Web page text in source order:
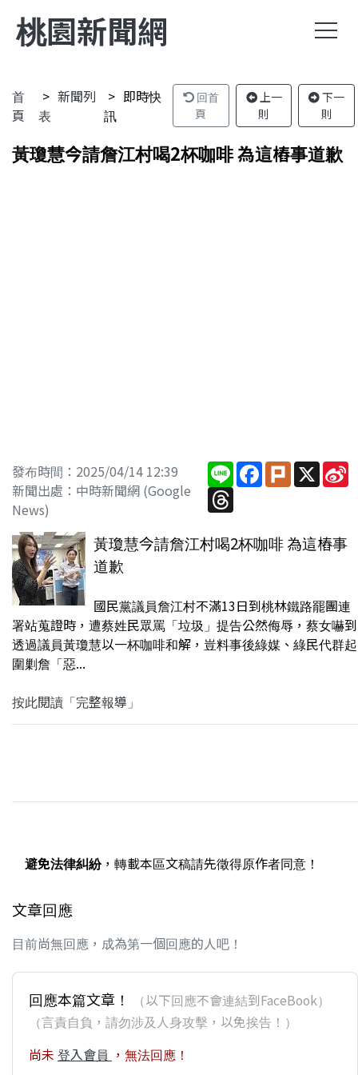
桃園新聞網
首
頁
新聞列
表
即時快
訊
回首
頁
上一
則
下一
則
黃瓊慧今請詹江村喝2杯咖啡 為這樁事道歉
發布時間：2025/04/14 12:39
新聞出處：中時新聞網 (Google
News)
LineFacebook
PlurkX
Threads
黃瓊慧今請詹江村喝2杯咖啡 為這樁事
道歉
國民黨議員詹江村不滿13日到桃林鐵路罷團連
署站蒐證時，遭蔡姓民眾罵「垃圾」提告公然侮辱，蔡女嚇到
透過議員黃瓊慧以一杯咖啡和解，豈料事後綠媒、綠民代群起
圍剿詹「惡...
按此閱讀「完整報導」
避免法律糾紛，轉載本區文稿請先徵得原作者同意！
文章回應
目前尚無回應，成為第一個回應的人吧！
回應本篇文章！
（以下回應不會連結到FaceBook）
（言責自負，請勿涉及人身攻擊，以免挨告！）
尚未 登入會員 ，無法回應！